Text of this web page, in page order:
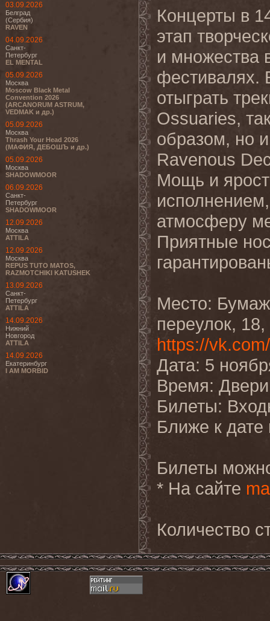
03.09.2026
Белград
(Сербия)
RAVEN
04.09.2026
Санкт-
Петербург
EL MENTAL
05.09.2026
Москва
Moscow Black Metal
Convention 2026
(ARCANORUM ASTRUM,
VEDMAK и др.)
05.09.2026
Москва
Thrash Your Head 2026
(МАФИЯ, ДЕБОШЪ и др.)
05.09.2026
Москва
SHADOWMOOR
06.09.2026
Санкт-
Петербург
SHADOWMOOR
12.09.2026
Москва
ATTILA
12.09.2026
Москва
REPUS TUTO MATOS,
RAZMOTCHIKI KATUSHEK
13.09.2026
Санкт-
Петербург
ATTILA
14.09.2026
Нижний
Новгород
ATTILA
14.09.2026
Екатеринбург
I AM MORBID
Концерты в
этап
и множества
фестивалях.
отыграть
Ossuaries,
образом, но
Ravenous
Мощь и
атмосферу
Приятные
Место:
переулок,
https://
Дата: 5
Время:
Билеты:
Ближе к дате
Билеты
* На сайте
Количество